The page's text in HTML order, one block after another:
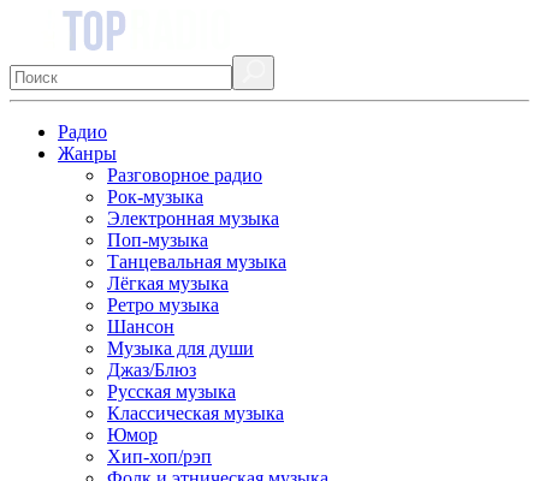
Радио
Жанры
Разговорное радио
Рок-музыка
Электронная музыка
Поп-музыка
Танцевальная музыка
Лёгкая музыка
Ретро музыка
Шансон
Музыка для души
Джаз/Блюз
Русская музыка
Классическая музыка
Юмор
Хип-хоп/рэп